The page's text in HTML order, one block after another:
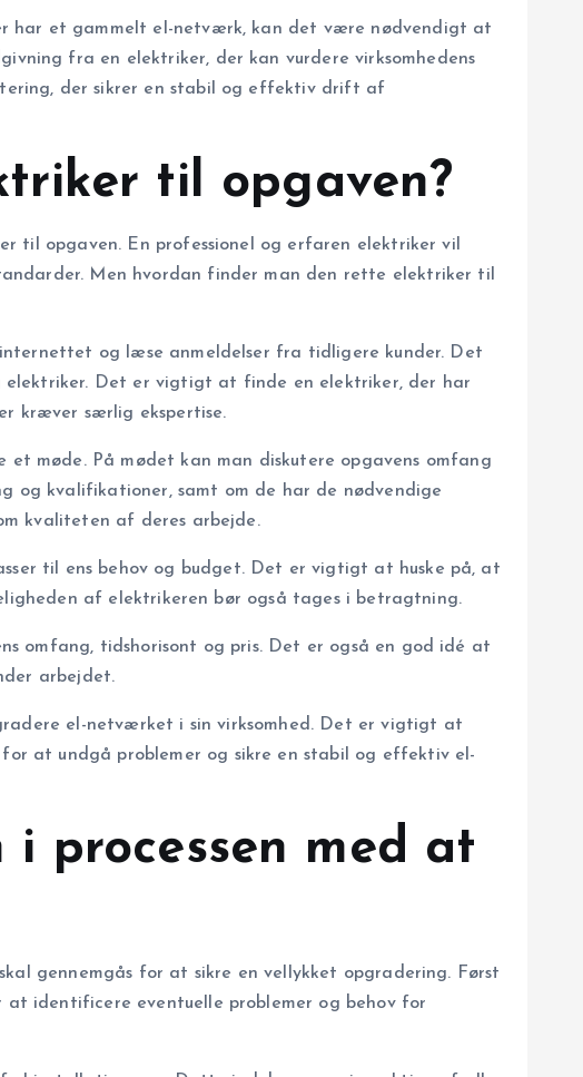
har et gammelt el-netværk, kan det være nødvendigt at
fra en elektriker, der kan vurdere virksomhedens
der sikrer en stabil og effektiv drift af
til opgaven?
til opgaven. En professionel og erfaren elektriker vil
Men hvordan finder man den rette elektriker til
og læse anmeldelser fra tidligere kunder. Det
elektriker. Det er vigtigt at finde en elektriker, der har
kræver særlig ekspertise.
møde. På mødet kan man diskutere opgavens omfang
og kvalifikationer, samt om de har de nødvendige
kvaliteten af deres arbejde.
til ens behov og budget. Det er vigtigt at huske på, at
af elektrikeren bør også tages i betragtning.
omfang, tidshorisont og pris. Det er også en god idé at
arbejdet.
el-netværket i sin virksomhed. Det er vigtigt at
at undgå problemer og sikre en stabil og effektiv el-
processen med at
gennemgås for at sikre en vellykket opgradering. Først
identificere eventuelle problemer og behov for